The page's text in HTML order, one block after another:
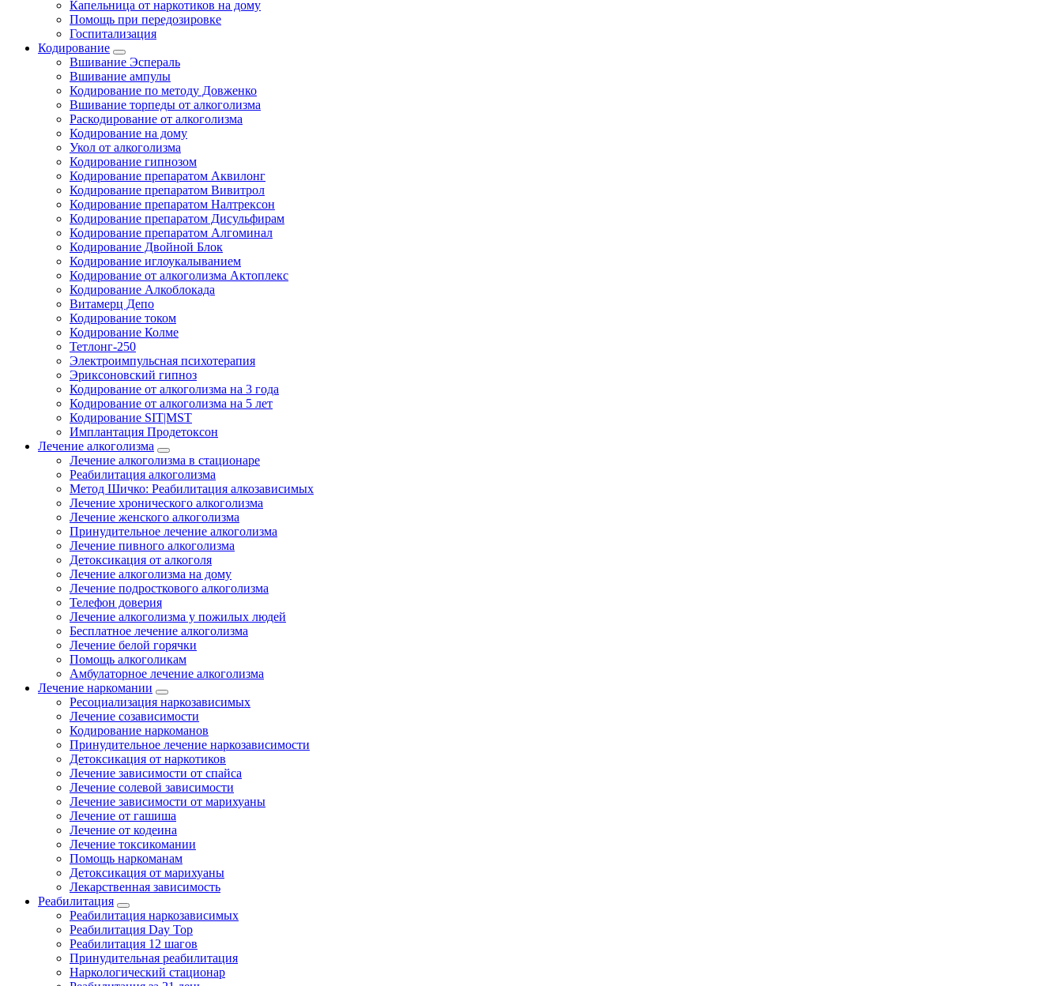
Капельница от наркотиков на дому
Помощь при передозировке
Госпитализация
Кодирование
Вшивание Эспераль
Вшивание ампулы
Кодирование по методу Довженко
Вшивание торпеды от алкоголизма
Раскодирование от алкоголизма
Кодирование на дому
Укол от алкоголизма
Кодирование гипнозом
Кодирование препаратом Аквилонг
Кодирование препаратом Вивитрол
Кодирование препаратом Налтрексон
Кодирование препаратом Дисульфирам
Кодирование препаратом Алгоминал
Кодирование Двойной Блок
Кодирование иглоукалыванием
Кодирование от алкоголизма Актоплекс
Кодирование Алкоблокада
Витамерц Депо
Кодирование током
Кодирование Колме
Тетлонг-250
Электроимпульсная психотерапия
Эриксоновский гипноз
Кодирование от алкоголизма на 3 года
Кодирование от алкоголизма на 5 лет
Кодирование SIT|MST
Имплантация Продетоксон
Лечение алкоголизма
Лечение алкоголизма в стационаре
Реабилитация алкоголизма
Метод Шичко: Реабилитация алкозависимых
Лечение хронического алкоголизма
Лечение женского алкоголизма
Принудительное лечение алкоголизма
Лечение пивного алкоголизма
Детоксикация от алкоголя
Лечение алкоголизма на дому
Лечение подросткового алкоголизма
Телефон доверия
Лечение алкоголизма у пожилых людей
Бесплатное лечение алкоголизма
Лечение белой горячки
Помощь алкоголикам
Амбулаторное лечение алкоголизма
Лечение наркомании
Ресоциализация наркозависимых
Лечение созависимости
Кодирование наркоманов
Принудительное лечение наркозависимости
Детоксикация от наркотиков
Лечение зависимости от спайса
Лечение солевой зависимости
Лечение зависимости от марихуаны
Лечение от гашиша
Лечение от кодеина
Лечение токсикомании
Помощь наркоманам
Детоксикация от марихуаны
Лекарственная зависимость
Реабилитация
Реабилитация наркозависимых
Реабилитация Day Top
Реабилитация 12 шагов
Принудительная реабилитация
Наркологический стационар